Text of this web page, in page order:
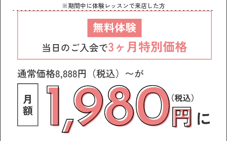
※期間中に体験レッスンで来店した方